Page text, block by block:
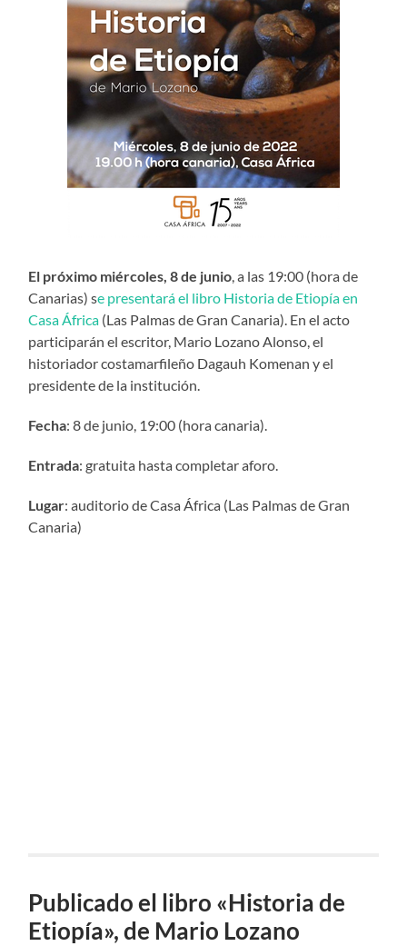
El próximo miércoles, 8 de junio , a las 19:00 (hora de
Canarias) se presentará el libro Historia de Etiopía en
Casa África (Las Palmas de Gran Canaria). En el acto
participarán el escritor, Mario Lozano Alonso, el
historiador costamarfileño Dagauh Komenan y el
presidente de la institución.
Fecha: 8 de junio, 19:00 (hora canaria).
Entrada: gratuita hasta completar aforo.
Lugar: auditorio de Casa África (Las Palmas de Gran
Canaria)
Publicado el libro «Historia de
Etiopía», de Mario Lozano